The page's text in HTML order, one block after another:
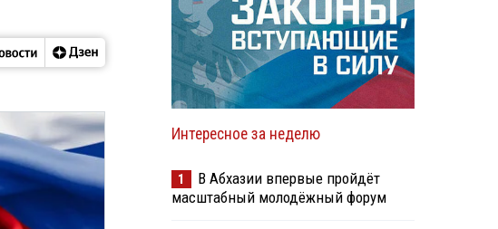
Интересное за неделю
1
В Абхазии впервые пройдёт
масштабный молодёжный форум